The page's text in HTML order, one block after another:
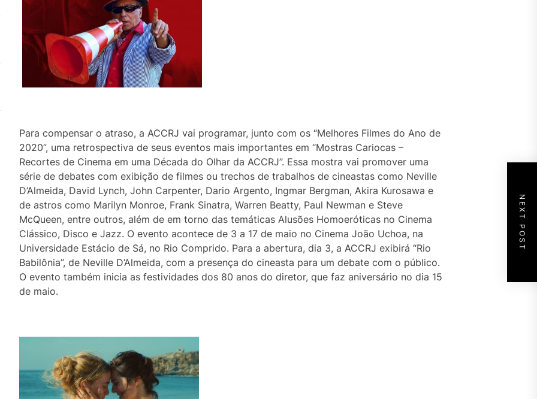
Para compensar o atraso, a ACCRJ vai programar, junto com os “Melhores Filmes do Ano de
2020”, uma retrospectiva de seus eventos mais importantes em “Mostras Cariocas –
Recortes de Cinema em uma Década do Olhar da ACCRJ”. Essa mostra vai promover uma
série de debates com exibição de filmes ou trechos de trabalhos de cineastas como Neville
D’Almeida, David Lynch, John Carpenter, Dario Argento, Ingmar Bergman, Akira Kurosawa e
de astros como Marilyn Monroe, Frank Sinatra, Warren Beatty, Paul Newman e Steve
McQueen, entre outros, além de em torno das temáticas Alusões Homoeróticas no Cinema
Clássico, Disco e Jazz. O evento acontece de 3 a 17 de maio no Cinema João Uchoa, na
Universidade Estácio de Sá, no Rio Comprido. Para a abertura, dia 3, a ACCRJ exibirá “Rio
Babilônia”, de Neville D’Almeida, com a presença do cineasta para um debate com o público.
O evento também inicia as festividades dos 80 anos do diretor, que faz aniversário no dia 15
de maio.
NEXT POST